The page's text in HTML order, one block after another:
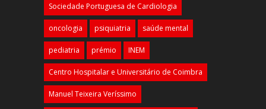
Sociedade Portuguesa de Cardiologia
oncologia psiquiatria saúde mental
pediatria prémio INEM
Centro Hospitalar e Universitário de Coimbra
Manuel Teixeira Veríssimo